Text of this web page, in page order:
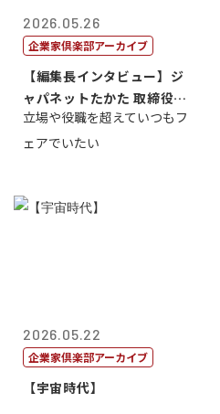
2026.05.26
企業家倶楽部アーカイブ
【編集長インタビュー】ジ
ャパネットたかた 取締役副
社長髙田旭...
立場や役職を超えていつもフ
ェアでいたい
2026.05.22
企業家倶楽部アーカイブ
【宇宙時代】